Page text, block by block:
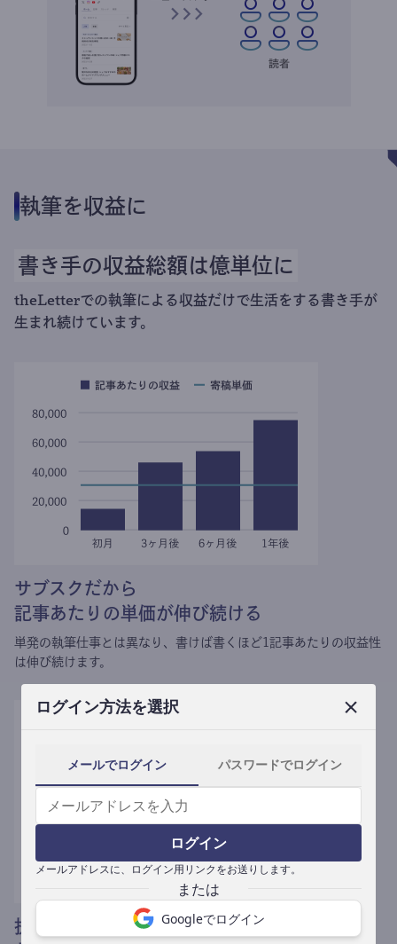
ログイン方法を選択
メールでログイン パスワードでログイン
ログイン
メールアドレスに、ログイン用リンクをお送りします。
Googleでログイン
執筆を収益に
書き手の収益総額は億単位に
theLetterでの執筆による収益だけで生活をする書き手が
生まれ続けています。
サブスクだから
記事あたりの単価が伸び続ける
単発の執筆仕事とは異なり、 書けば書くほど1記事あたりの収益性
は伸び続けます。
提携媒体による記事買い取りで